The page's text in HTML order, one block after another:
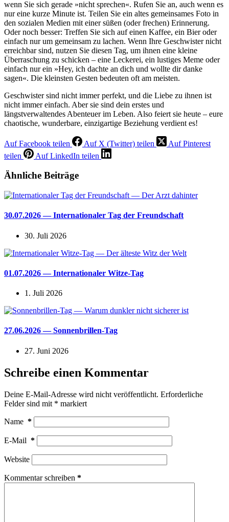
wenn Sie sich gerade »nicht sprechen«. Rufen Sie an, auch wenn es
nur eine kurze Minute ist. Teilen Sie ein altes gemeinsames Foto in
den sozialen Medien mit einer süßen (oder frechen) Erinnerung.
Oder noch besser: Treffen Sie sich auf einen Kaffee, ein Bier oder
einfach nur um gemeinsam zu lachen. Wenn Ihre Geschwister nicht
erreichbar sind, nutzen Sie diesen Tag, um ihnen eine kleine
Überraschung zu schicken – eine Leckerei, ein lustiges Meme oder
einfach nur ein »Hey, ich dachte an dich und wollte dir danke
sagen«. Die kleinsten Gesten bedeuten oft am meisten.
Geschwister sind nicht immer perfekt, und die Liebe zu ihnen ist
nicht immer einfach. Aber sie sind dein erstes und
längstverwaltendes Abenteuer im Leben. Also feiert sie heute – eure
chaotische, wunderbare, einzigartige Beziehung verdient es!
Auf Facebook teilen Auf X (Twitter) teilen
Auf Pinterest
teilen
Auf LinkedIn teilen
Ähnliche Beiträge
30.07.2026 — Internationaler Tag der Freundschaft
30. Juli 2026
01.07.2026 — Internationaler Witze-Tag
1. Juli 2026
27.06.2026 — Sonnenbrillen-Tag
27. Juni 2026
Schreibe einen Kommentar
Deine E-Mail-Adresse wird nicht veröffentlicht. Erforderliche
Felder sind mit * markiert
Name *
E-Mail *
Website
Kommentar schreiben *